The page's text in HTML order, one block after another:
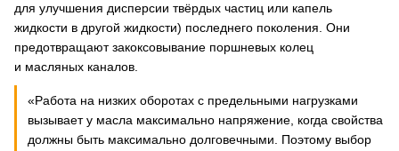
для улучшения дисперсии твёрдых частиц или капель
жидкости в другой жидкости) последнего поколения. Они
предотвращают закоксовывание поршневых колец
и масляных каналов.
«Работа на низких оборотах с предельными нагрузками
вызывает у масла максимально напряжение, когда свойства
должны быть максимально долговечными. Поэтому выбор